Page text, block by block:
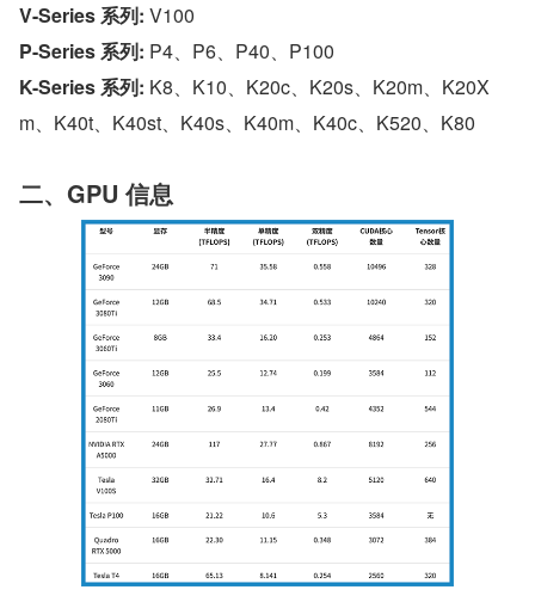
V-Series 系列: V100
P-Series 系列: P4、P6、P40、P100
K-Series 系列: K8、K10、K20c、K20s、K20m、K20X
m、K40t、K40st、K40s、K40m、K40c、K520、K80
二、GPU 信息